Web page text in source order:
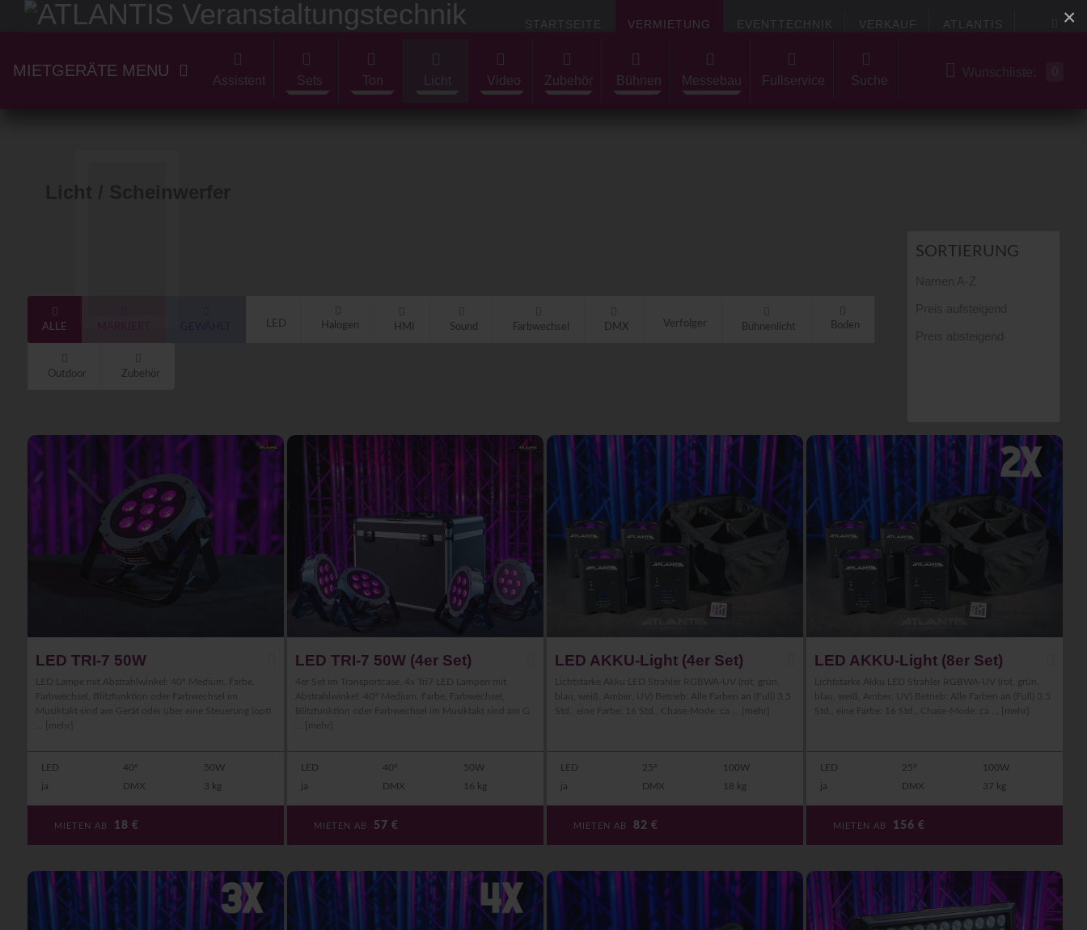
×
STARTSEITE VERMIETUNG EVENTTECHNIK VERKAUF ATLANTIS
MIETGERÄTE MENU
Assistent Sets Ton Licht Video Zubehör Bühnen Messebau Fullservice Suche
Wunschliste:
ALLE LED Halogen HMI Sound Farbwechsel DMX Verfolger Bühnenlicht Boden
Outdoor Zubehör
SORTIERUNG
LED TRI-7 50W
LED Lampe mit Abstrahlwinkel: 40° Medium. Farbe,
Farbwechsel, Blitzfunktion oder Farbwechsel im
Musiktakt sind am Gerät oder über eine Steuerung (opti
[mehr]
LED 40°
50W
ja
DMX 3 kg
MIETEN AB 18 €
LED TRI-7 50W (4er Set)
4er Set im Transportcase. 4x Tri7 LED Lampen mit
Abstrahlwinkel: 40° Medium. Farbe, Farbwechsel,
Blitzfunktion oder Farbwechsel im Musiktakt sind am G
[mehr]
LED 40°
50W
ja
DMX 16 kg
MIETEN AB 57 €
LED AKKU-Light (4er Set)
Lichtstarke Akku LED Strahler RGBWA-UV (rot, grün,
blau, weiß, Amber, UV) Betrieb: Alle Farben an (Full) 3.5
Std., eine Farbe: 16 Std., Chase-Mode: ca ...
[mehr]
LED 25°
100W
ja
DMX 18 kg
MIETEN AB82 €
LED AKKU-Light (8er Set)
Lichtstarke Akku LED Strahler RGBWA-UV (rot, grün,
blau, weiß, Amber, UV) Betrieb: Alle Farben an (Full) 3.5
Std., eine Farbe: 16 Std., Chase-Mode: ca ...
[mehr]
LED 25°
100W
ja
DMX 37 kg
MIETEN AB 156 €